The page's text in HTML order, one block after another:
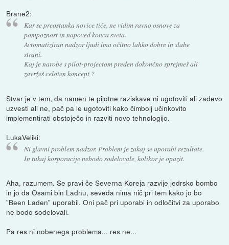
Brane2:
Kar se preostanka novice tiče, ne vidim ravno osnove za
pompoznost in napoved konca sveta.
Avtomatiziran nadzor ljudi ima očitno lahko dobre in slabe
strani.
Kaj je narobe s pilot-projectom preden dokončno sprejmeš ali
zavržeš celoten koncept ?
Stvar je v tem, da namen te pilotne raziskave ni ugotoviti ali zadevo
uzvesti ali ne, pač pa le ugotoviti kako čimbolj učinkovito
implementirati obstoječo in razviti novo tehnologijo.
LukaVeliki:
Ni glavni problem nadzor. Problem je zakaj se uporabi rezultate.
In tukaj korporacije nebodo sodelovale, kolikor je opazit.
Aha, razumem. Se pravi če Severna Koreja razvije jedrsko bombo
in jo da Osami bin Ladnu, seveda nima nič pri tem kako jo bo
"Been Laden" uporabil. Oni pač pri uporabi in odločitvi za uporabo
ne bodo sodelovali.
Pa res ni nobenega problema... res ne...